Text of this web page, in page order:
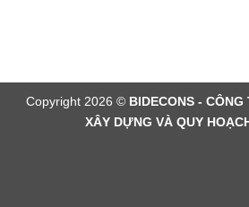
Copyright 2026 © BIDECONS -
XÂY DỰNG VÀ QUY